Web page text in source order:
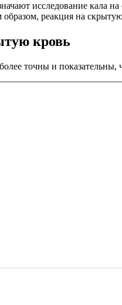
исследование кала
реакция на
кровь
точны и показательны,